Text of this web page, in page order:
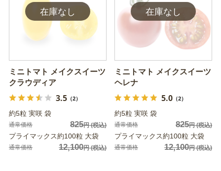
ミニトマト メイクスイーツ
クラウディア
3.5（2）
約5粒 実咲 袋
通常価格 825円(税込)
プライマックス約100粒 大袋
通常価格 12,100円(税込)
ミニトマト メイクスイーツ
ヘレナ
5.0（2）
約5粒 実咲 袋
通常価格 825円(税込)
プライマックス約100粒 大袋
通常価格 12,100円(税込)